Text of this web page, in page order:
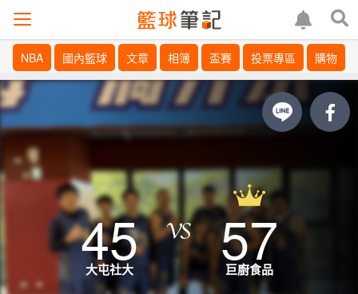
NBA 國內籃球 文章 相簿 盃賽 投票專區 購物
45
大屯社大 57
巨廚食品